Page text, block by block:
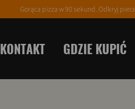
Gorąca pizza w 90 sekund. Odkryj
KONTAKT GDZIE KUPIĆ